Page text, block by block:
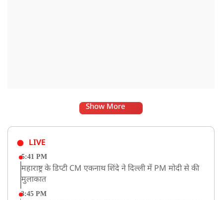
Show More
LIVE
5:41 PM
महाराष्ट्र के डिप्टी CM एकनाथ शिंदे ने दिल्ली में PM मोदी से की
मुलाकात
3:45 PM